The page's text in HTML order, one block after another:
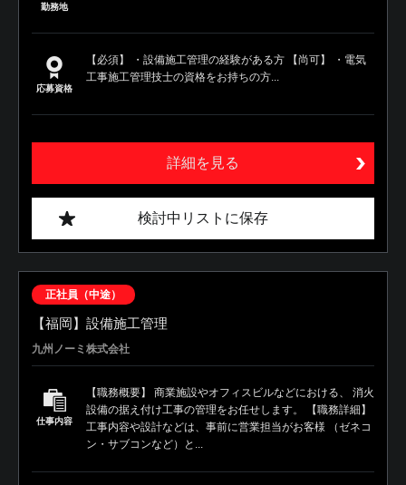
勤務地
応募資格
【必須】 ・設備施工管理の経験がある方 【尚可】 ・電気
工事施工管理技士の資格をお持ちの方...
詳細を見る
検討中リストに保存
正社員（中途）
【福岡】設備施工管理
九州ノーミ株式会社
仕事内容
【職務概要】 商業施設やオフィスビルなどにおける、 消火
設備の据え付け工事の管理をお任せします。 【職務詳細】
工事内容や設計などは、事前に営業担当がお客様 （ゼネコ
ン・サブコンなど）と...